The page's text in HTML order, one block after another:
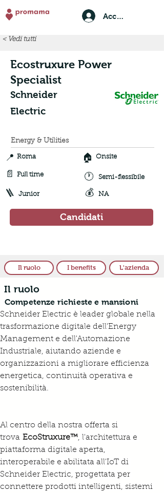
Accedi
< Vedi tutti
Schneider
Electric
Ecostruxure Power
Specialist
Energy & Utilities
📍 Roma 🏠 Onsite
📄 Full time 🕐 Semi-flessibile
🪜 Junior 💰 NA
Candidati
Il ruolo I benefits L'azienda
Il ruolo
Competenze richieste e mansioni
Schneider Electric è leader globale nella
trasformazione digitale dell'Energy
Management e dell'Automazione
Industriale, aiutando aziende e
organizzazioni a migliorare efficienza
energetica, continuità operativa e
sostenibilità.
Al centro della nostra offerta si
trova EcoStruxure™, l'architettura e
piattaforma digitale aperta,
interoperabile e abilitata all'IoT di
Schneider Electric, progettata per
connettere prodotti intelligenti, sistemi